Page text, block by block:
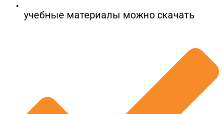
учебные материалы можно скачать